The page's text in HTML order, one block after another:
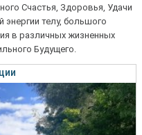
Счастья, Здоровья, Удачи
телу, большого
в различных жизненных
Будущего.